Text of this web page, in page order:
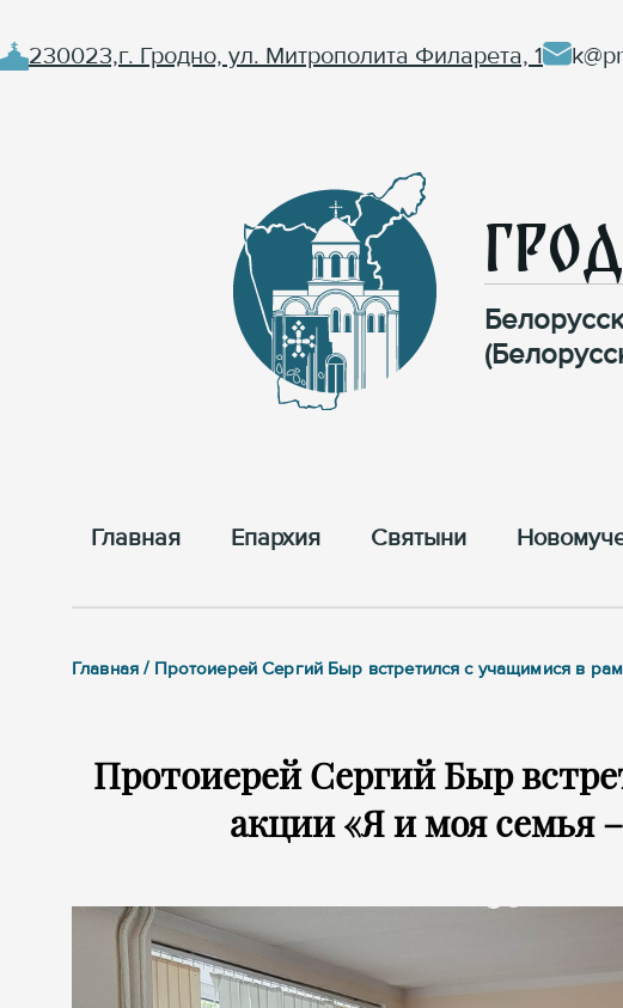
230023,г. Гродно, ул. Митрополита Филарета, 1
Главная Епархия Cвятыни
Главная / Протоиерей Сергий Быр встретился с учащимися в
Протоиерей Сергий Быр
акции «Я и моя семья